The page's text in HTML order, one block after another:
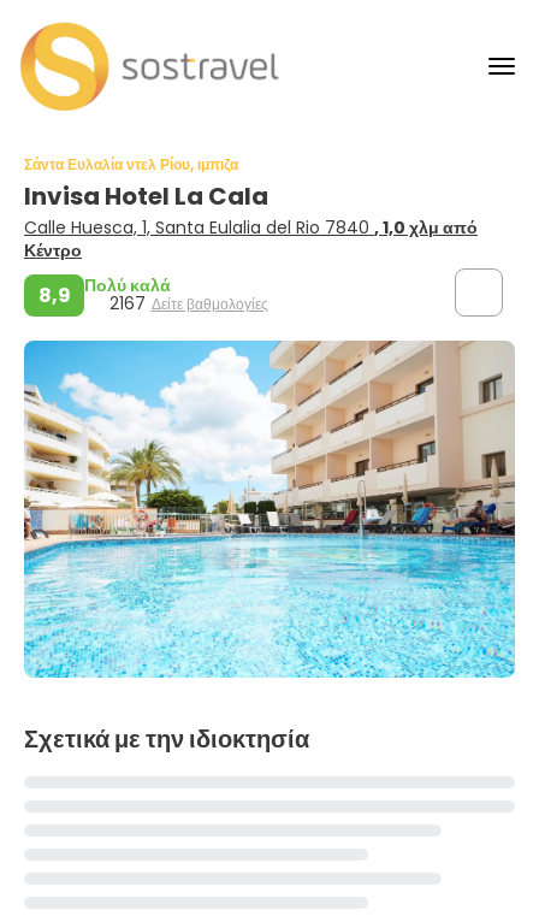
Σάντα Ευλαλία ντελ Ρίου, ιμπιζα
Invisa Hotel La Cala
Calle Huesca, 1, Santa Eulalia del Rio 7840 , 1,0 χλμ από
Κέντρο
8,9 Πολύ καλά
2167 Δείτε βαθμολογίες
Σχετικά με την ιδιοκτησία